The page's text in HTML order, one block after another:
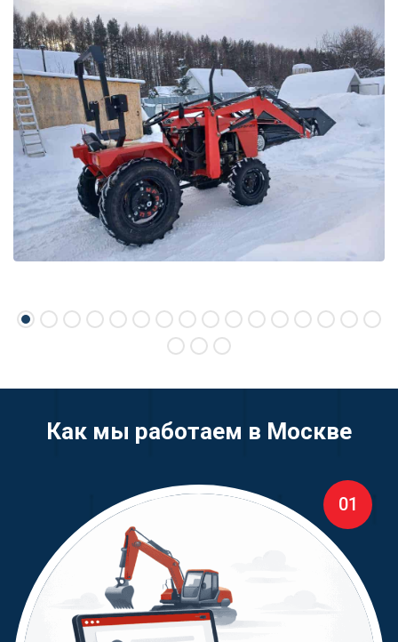
Как мы работаем в Москве
01